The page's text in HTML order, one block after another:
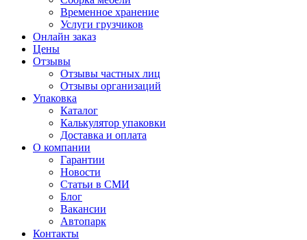
Временное хранение
Услуги грузчиков
Онлайн заказ
Цены
Отзывы
Отзывы частных лиц
Отзывы организаций
Упаковка
Каталог
Калькулятор упаковки
Доставка и оплата
О компании
Гарантии
Новости
Статьи в СМИ
Блог
Вакансии
Автопарк
Контакты